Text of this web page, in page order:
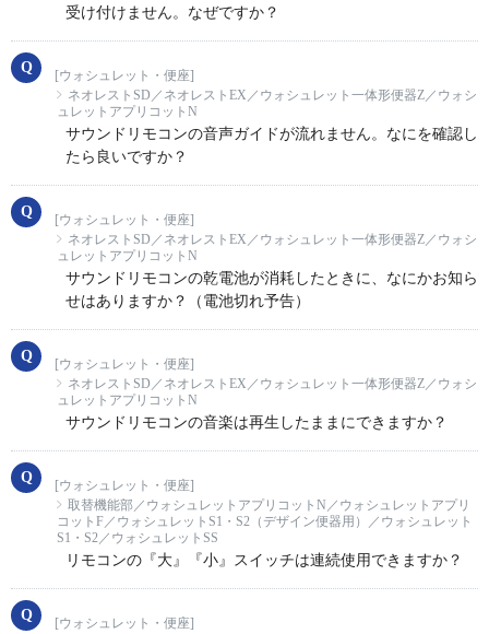
受け付けません。なぜですか？
[ウォシュレット・便座]
ネオレストSD／ネオレストEX／ウォシュレット一体形便器Z／ウォシ
ュレットアプリコットN
サウンドリモコンの音声ガイドが流れません。なにを確認し
たら良いですか？
[ウォシュレット・便座]
ネオレストSD／ネオレストEX／ウォシュレット一体形便器Z／ウォシ
ュレットアプリコットN
サウンドリモコンの乾電池が消耗したときに、なにかお知ら
せはありますか？（電池切れ予告）
[ウォシュレット・便座]
ネオレストSD／ネオレストEX／ウォシュレット一体形便器Z／ウォシ
ュレットアプリコットN
サウンドリモコンの音楽は再生したままにできますか？
[ウォシュレット・便座]
取替機能部／ウォシュレットアプリコットN／ウォシュレットアプリ
コットF／ウォシュレットS1・S2（デザイン便器用）／ウォシュレット
S1・S2／ウォシュレットSS
リモコンの『大』『小』スイッチは連続使用できますか？
[ウォシュレット・便座]